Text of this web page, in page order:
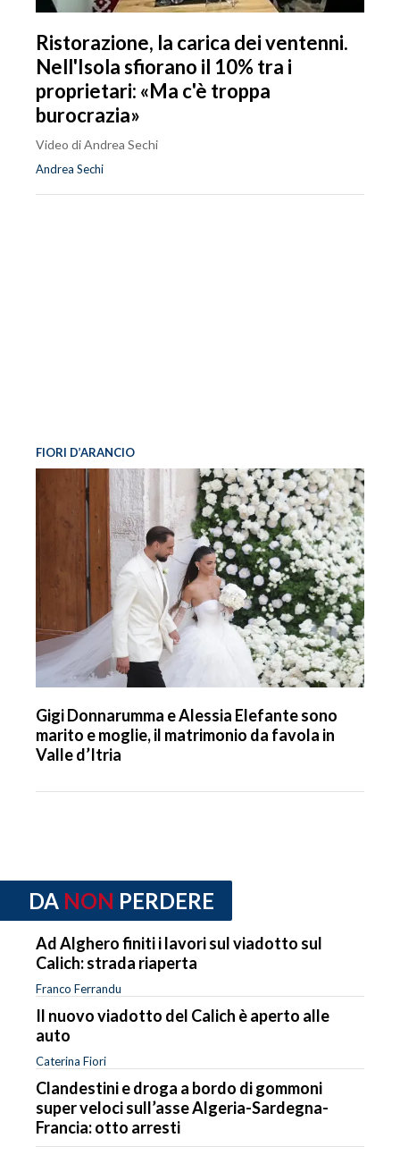
Ristorazione, la carica dei ventenni.
Nell'Isola sfiorano il 10% tra i
proprietari: «Ma c'è troppa
burocrazia»
Video di Andrea Sechi
Andrea Sechi
FIORI D’ARANCIO
Gigi Donnarumma e Alessia Elefante sono
marito e moglie, il matrimonio da favola in
Valle d’Itria
DA NON PERDERE
Ad Alghero finiti i lavori sul viadotto sul
Calich: strada riaperta
Franco Ferrandu
Il nuovo viadotto del Calich è aperto alle
auto
Caterina Fiori
Clandestini e droga a bordo di gommoni
super veloci sull’asse Algeria-Sardegna-
Francia: otto arresti